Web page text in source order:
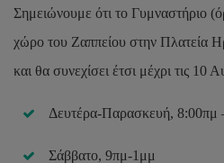
Σημειώνουμε ότι το Γυμναστήριο
χώρο του Ζαππείου στην Πλατεία
και θα συνεχίσει έτσι μέχρι τις 10
Δευτέρα-Παρασκευή, 8:00πμ
Σάββατο, 9πμ-1μμ
Κατανομή
βοηθημάτων